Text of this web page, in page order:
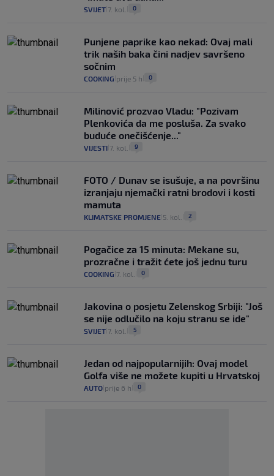
SVIJET 7. kol. 0
Punjene paprike kao nekad: Ovaj mali
trik naših baka čini nadjev savršeno
sočnim
COOKING prije 5 h 0
Milinović prozvao Vladu: "Pozivam
Plenkovića da me posluša. Za svako
buduće onečišćenje..."
VIJESTI 7. kol. 9
FOTO / Dunav se isušuje, a na površinu
izranjaju njemački ratni brodovi i kosti
mamuta
KLIMATSKE PROMJENE 5. kol. 2
Pogačice za 15 minuta: Mekane su,
prozračne i tražit ćete još jednu turu
COOKING 7. kol. 0
Jakovina o posjetu Zelenskog Srbiji: "Još
se nije odlučilo na koju stranu se ide"
SVIJET 7. kol. 5
Jedan od najpopularnijih: Ovaj model
Golfa više ne možete kupiti u Hrvatskoj
AUTO prije 6 h 0